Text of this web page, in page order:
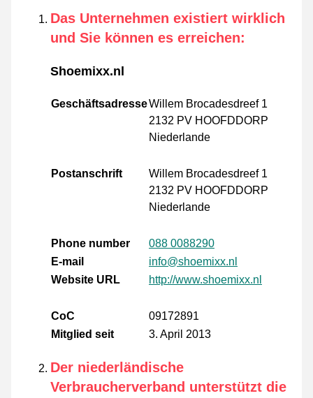
Das Unternehmen existiert wirklich
und Sie können es erreichen:
Shoemixx.nl
GeschäftsadresseWillem Brocadesdreef 1
2132 PV HOOFDDORP
Niederlande
Postanschrift
Willem Brocadesdreef 1
2132 PV HOOFDDORP
Niederlande
Phone number
088 0088290
E-mail
info@shoemixx.nl
Website URL
http://www.shoemixx.nl
CoC
09172891
Mitglied seit
3. April 2013
Der niederländische
Verbraucherverband unterstützt die